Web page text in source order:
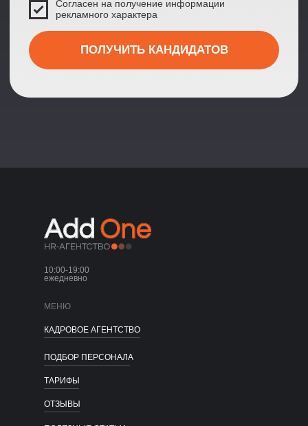
ПОДБОР ПЕРСОНАЛА
ОТЗЫВЫ
ТАРИФЫ
10:00-19:00
ежедневно
МЕНЮ
КАДРОВОЕ АГЕНТСТВО